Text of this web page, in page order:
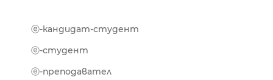
ⓔ-кандидат-студент
ⓔ-студент
ⓔ-преподавател